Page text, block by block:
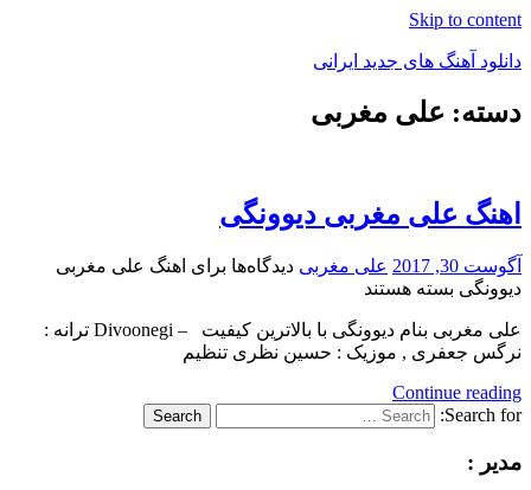
Skip to content
دانلود آهنگ های جدید ایرانی
دانلود
دسته: علی مغربی
اهنگ علی مغربی دیوونگی
آگوست 30, 2017 علی مغربی دیدگاه‌ها برای اهنگ علی مغربی
دیوونگی بسته هستند
علی مغربی بنام دیوونگی با بالاترین کیفیت – Divoonegi ترانه :
نرگس جعفری , موزیک : حسین نظری تنظیم
Continue reading
Search for:
Search
مدیر :